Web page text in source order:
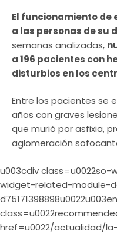
El funcionamiento
a las personas de su
semanas analizadas,
a 196 pacientes con
disturbios en los
Entre los pacientes se
años con graves
que murió por asfixia,
aglomeración
u003cdiv
widget-related-module-
href=u0022/actualidad/